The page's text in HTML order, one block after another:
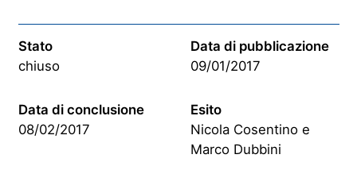
Stato
chiuso
Data di pubblicazione
09/01/2017
Data di conclusione
08/02/2017
Esito
Nicola Cosentino e
Marco Dubbini